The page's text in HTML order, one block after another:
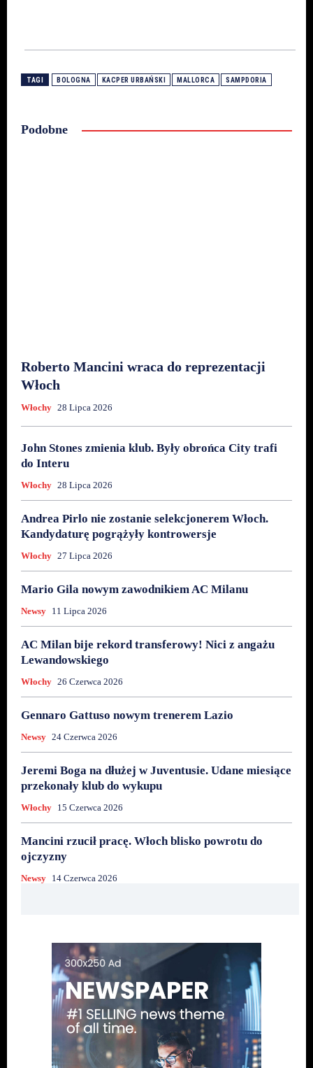
TAGI BOLOGNA KACPER URBAŃSKI MALLORCA SAMPDORIA
Podobne
Roberto Mancini wraca do reprezentacji
Włoch
Włochy 28 Lipca 2026
John Stones zmienia klub. Były obrońca City trafi
do Interu
Włochy 28 Lipca 2026
Andrea Pirlo nie zostanie selekcjonerem Włoch.
Kandydaturę pogrążyły kontrowersje
Włochy 27 Lipca 2026
Mario Gila nowym zawodnikiem AC Milanu
Newsy 11 Lipca 2026
AC Milan bije rekord transferowy! Nici z angażu
Lewandowskiego
Włochy 26 Czerwca 2026
Gennaro Gattuso nowym trenerem Lazio
Newsy 24 Czerwca 2026
Jeremi Boga na dłużej w Juventusie. Udane miesiące
przekonały klub do wykupu
Włochy 15 Czerwca 2026
Mancini rzucił pracę. Włoch blisko powrotu do
ojczyzny
Newsy 14 Czerwca 2026